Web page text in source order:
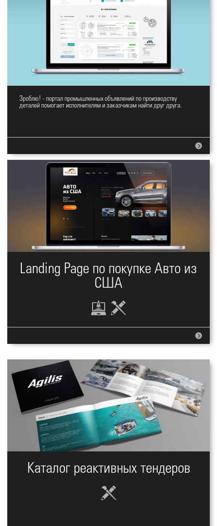
E-commerce портал Зроблю!
Зроблю! - портал промышленных объявлений по производству
деталей помогает исполнителям и заказчикам найти друг друга.
Landing Page по покупке Авто из
США
Каталог реактивных тендеров